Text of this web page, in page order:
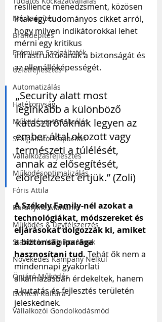
Márkaépítés
Brandépítés
Prémium Szolgáltatók
Üzletfejlesztés
Automatizálás
Hatékonyság
Működésoptimalizálás
Szolgáltatói Kapacitás
Vállalkozásfejlesztés
Működésoptimalizálás
Fóris Attila
Baranyiné Mariann
Működés & ügyfélszerzés
Stabilitás Vállalkozóknak
Növekedés Kampány Nélkül
Önjáró Működés
Döntési Kultúra
Vállalkozói Gondolkodásmód
resilience menedzsment, közösen
írtak egy tudományos cikket arról,
hogy milyen indikátorokkal lehet
mérni egy kritikus
infrastruktúrának a biztonságát és
az ellenállóképességét.
„Security alatt most
leginkább a különböző
katasztrófáknak legyen az
ember által okozott vagy
természeti a túlélését,
annak az elősegítését,
előrejelzését értjük.” (Zoli)
A Székely Family-nél azokat a
technológiákat, módszereket és
eljárásokat dolgozzák ki, amiket
a biztonság iparága
hasznosítani tud. Tehát ők nem a
mindennapi gyakorlati
alkalmazásban érdekeltek, hanem
a kutatás és fejlesztés területén
jeleskednek.